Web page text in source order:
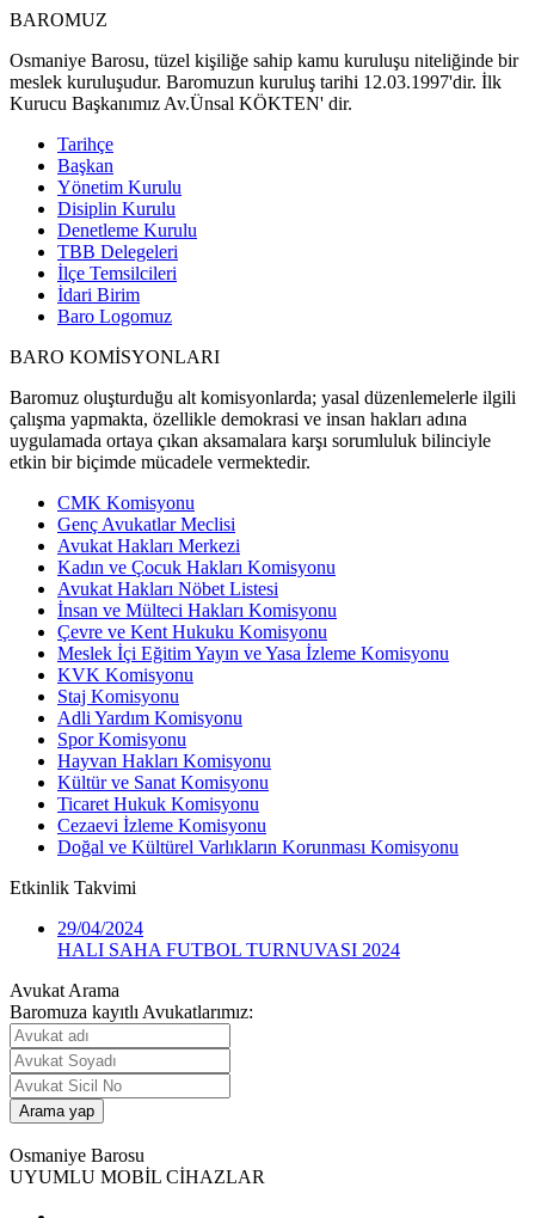
BAROMUZ
Osmaniye Barosu, tüzel kişiliğe sahip kamu kuruluşu niteliğinde bir
meslek kuruluşudur. Baromuzun kuruluş tarihi 12.03.1997'dir. İlk
Kurucu Başkanımız Av.Ünsal KÖKTEN' dir.
Tarihçe
Başkan
Yönetim Kurulu
Disiplin Kurulu
Denetleme Kurulu
TBB Delegeleri
İlçe Temsilcileri
İdari Birim
Baro Logomuz
BARO KOMİSYONLARI
Baromuz oluşturduğu alt komisyonlarda; yasal düzenlemelerle ilgili
çalışma yapmakta, özellikle demokrasi ve insan hakları adına
uygulamada ortaya çıkan aksamalara karşı sorumluluk bilinciyle
etkin bir biçimde mücadele vermektedir.
CMK Komisyonu
Genç Avukatlar Meclisi
Avukat Hakları Merkezi
Kadın ve Çocuk Hakları Komisyonu
Avukat Hakları Nöbet Listesi
İnsan ve Mülteci Hakları Komisyonu
Çevre ve Kent Hukuku Komisyonu
Meslek İçi Eğitim Yayın ve Yasa İzleme Komisyonu
KVK Komisyonu
Staj Komisyonu
Adli Yardım Komisyonu
Spor Komisyonu
Hayvan Hakları Komisyonu
Kültür ve Sanat Komisyonu
Ticaret Hukuk Komisyonu
Cezaevi İzleme Komisyonu
Doğal ve Kültürel Varlıkların Korunması Komisyonu
Etkinlik Takvimi
29/04/2024
HALI SAHA FUTBOL TURNUVASI 2024
Avukat Arama
Baromuza kayıtlı Avukatlarımız:
Osmaniye Barosu
UYUMLU MOBİL CİHAZLAR